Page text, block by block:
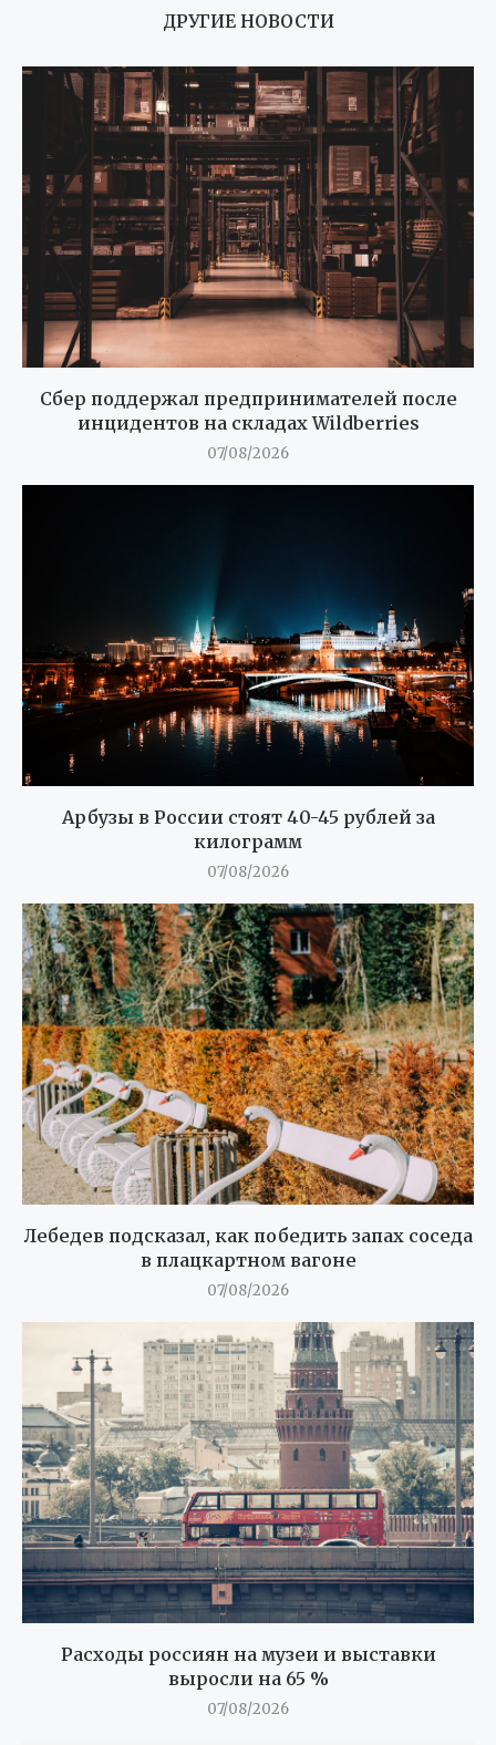
ДРУГИЕ НОВОСТИ
Сбер поддержал предпринимателей после
инцидентов на складах Wildberries
07/08/2026
Арбузы в России стоят 40-45 рублей за
килограмм
07/08/2026
Лебедев подсказал, как победить запах соседа
в плацкартном вагоне
07/08/2026
Расходы россиян на музеи и выставки
выросли на 65 %
07/08/2026